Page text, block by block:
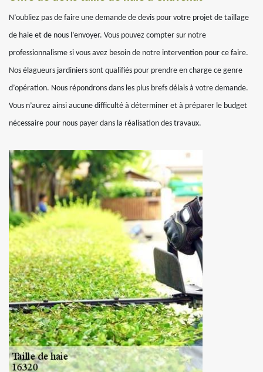
N’oubliez pas de faire une demande de devis pour votre projet de taillage
de haie et de nous l’envoyer. Vous pouvez compter sur notre
professionnalisme si vous avez besoin de notre intervention pour ce faire.
Nos élagueurs jardiniers sont qualifiés pour prendre en charge ce genre
d’opération. Nous répondrons dans les plus brefs délais à votre demande.
Vous n’aurez ainsi aucune difficulté à déterminer et à préparer le budget
nécessaire pour nous payer dans la réalisation des travaux.